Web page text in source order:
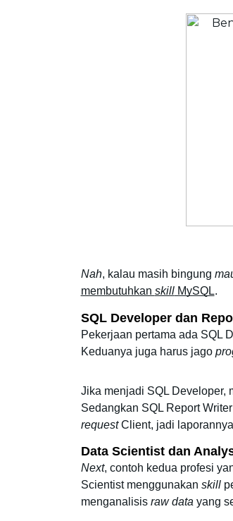
Nah, kalau masih bingung
membutuhkan skill MySQL.
SQL Developer dan
Pekerjaan pertama ada SQL
Keduanya juga harus jago
Jika menjadi SQL Developer,
Sedangkan SQL Report
request Client, jadi
Data Scientist dan
Next, contoh kedua profesi
Scientist menggunakan skill
menganalisis raw data yang